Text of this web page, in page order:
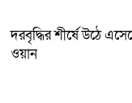
দরবৃদ্ধির শীর্ষে উঠে
ওয়ান